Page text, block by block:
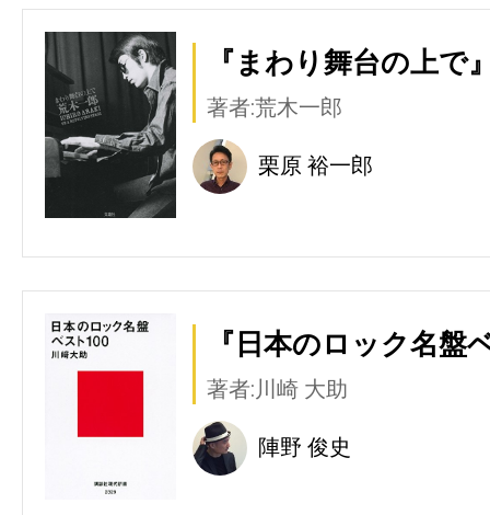
『まわり舞台の上で
著者:荒木一郎
栗原 裕一郎
『日本のロック名盤
著者:川崎 大助
陣野 俊史